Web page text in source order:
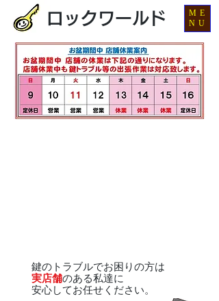
ロックワールド
鍵のトラブルでお困りの方は
実店舗のある私達に
安心してお任せください。
ME
NU